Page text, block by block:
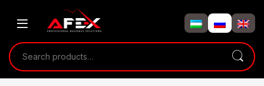
Search for: